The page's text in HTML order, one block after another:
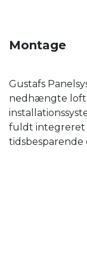
Montage
Gustafs
nedhængte
fuldt integreret
tidsbesparende